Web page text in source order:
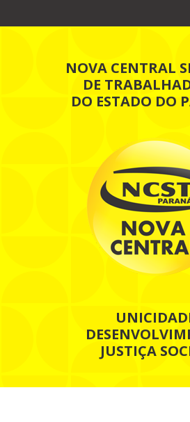
NOVA CENTRAL
DE
DO ESTADO DO
JUSTIÇA